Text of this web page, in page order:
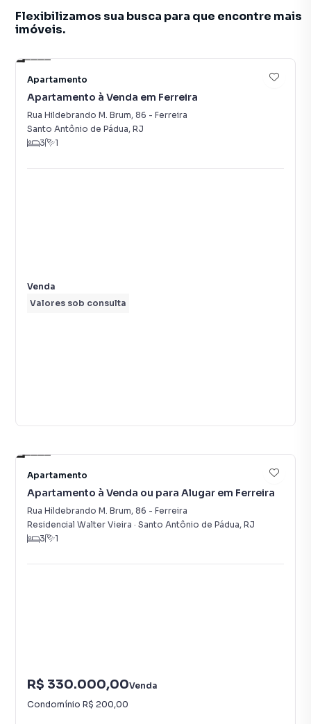
Flexibilizamos sua busca para que encontre mais
imóveis.
Apartamento
Apartamento à Venda em Ferreira
Rua Hildebrando M. Brum, 86 - Ferreira
Santo Antônio de Pádua, RJ
3
1
Venda
Valores sob consulta
Apartamento
Apartamento à Venda ou para Alugar em Ferreira
Rua Hildebrando M. Brum, 86 - Ferreira
Residencial Walter Vieira · Santo Antônio de Pádua, RJ
3
1
R$ 330.000,00Venda
Condomínio R$ 200,00